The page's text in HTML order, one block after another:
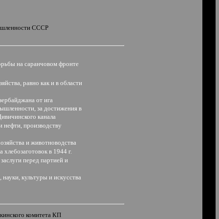
СССР
на саранчовом фронте
равно как и в области
от ига
за достижения в
канала
нефти, производству
и животноводства
в 1944 г.
перед партией и
культуры и искусства
комитета КП